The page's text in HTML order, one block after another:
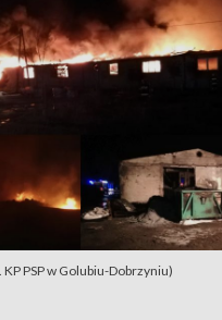
PSP w Golubiu-Dobrzyniu)